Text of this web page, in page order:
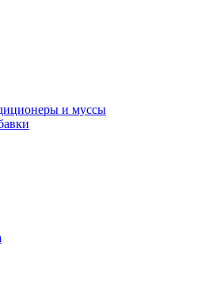
и муссы